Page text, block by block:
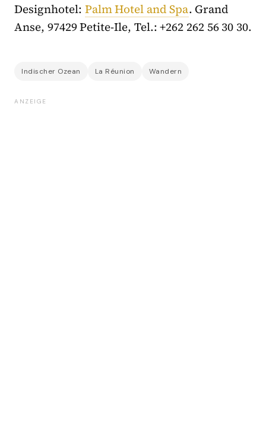
Designhotel: Palm Hotel and Spa. Grand
Anse, 97429 Petite-Ile, Tel.: +262 262 56 30 30.
Indischer Ozean La Réunion Wandern
ANZEIGE